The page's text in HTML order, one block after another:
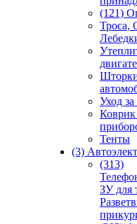
(121)
Троса,
Уход за
Коврик
Тенты
(3)
(313)
ЗУ для